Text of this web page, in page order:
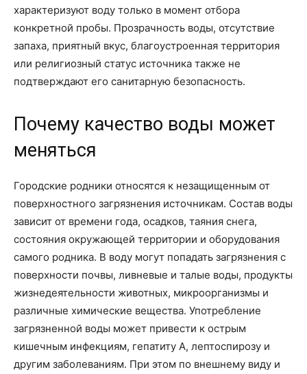
характеризуют воду только в момент отбора
конкретной пробы. Прозрачность воды, отсутствие
запаха, приятный вкус, благоустроенная территория
или религиозный статус источника также не
подтверждают его санитарную безопасность.
Почему качество воды может
меняться
Городские родники относятся к незащищенным от
поверхностного загрязнения источникам. Состав воды
зависит от времени года, осадков, таяния снега,
состояния окружающей территории и оборудования
самого родника. В воду могут попадать загрязнения с
поверхности почвы, ливневые и талые воды, продукты
жизнедеятельности животных, микроорганизмы и
различные химические вещества. Употребление
загрязненной воды может привести к острым
кишечным инфекциям, гепатиту А, лептоспирозу и
другим заболеваниям. При этом по внешнему виду и